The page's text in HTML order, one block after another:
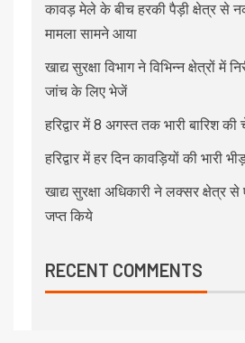
कावड़ मेले के बीच हरकी पैड़ी क्षेत्र से
मामला सामने आया
खाद्य सुरक्षा विभाग ने विभिन्न क्षेत्रों में
जांच के लिए भेजें
हरिद्वार में 8 अगस्त तक भारी बारिश की
हरिद्वार में हर दिन कावड़ियों की भारी
खाद्य सुरक्षा अधिकारी ने लक्सर क्षेत्र से
जप्त किये
RECENT COMMENTS